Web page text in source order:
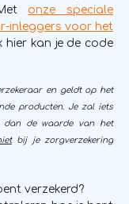
onze speciale
inleggers voor het
hier kan je de code
en geldt op het
producten. Je zal iets
dan de waarde van het
bij je zorgverzekering
verzekerd?